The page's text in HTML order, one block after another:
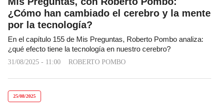
¿Cómo han cambiado el cerebro y la mente
por la tecnología?
En el capítulo 155 de Mis Preguntas, Roberto Pombo analiza:
¿qué efecto tiene la tecnología en nuestro cerebro?
31/08/2025 - 11:00 ROBERTO POMBO